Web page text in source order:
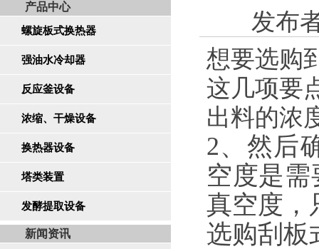
产品中心
螺旋板式换热器
强油水冷却器
反应釜设备
浓缩、干燥设备
换热器设备
塔类装置
发酵提取设备
新闻资讯
发布
想要选购
这几项要
出料的浓
2、然后
空度是
真空度，
选购刮板